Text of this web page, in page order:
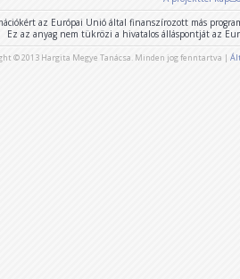
az Európai Unió által finanszírozott más
Ez az anyag nem tükrözi a hivatalos álláspontját az
© 2013 Hargita Megye Tanácsa. Minden jog fenntartva |